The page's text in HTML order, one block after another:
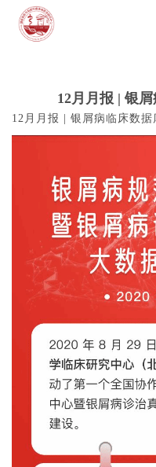
12月月报 | 银
12月月报 | 银屑病临床数据